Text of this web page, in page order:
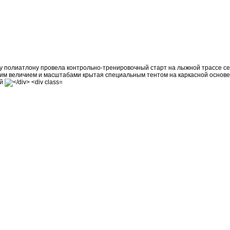
провела контрольно-тренировочный старт на лыжной трассе
величием и масштабами крытая специальным тентом на каркасной